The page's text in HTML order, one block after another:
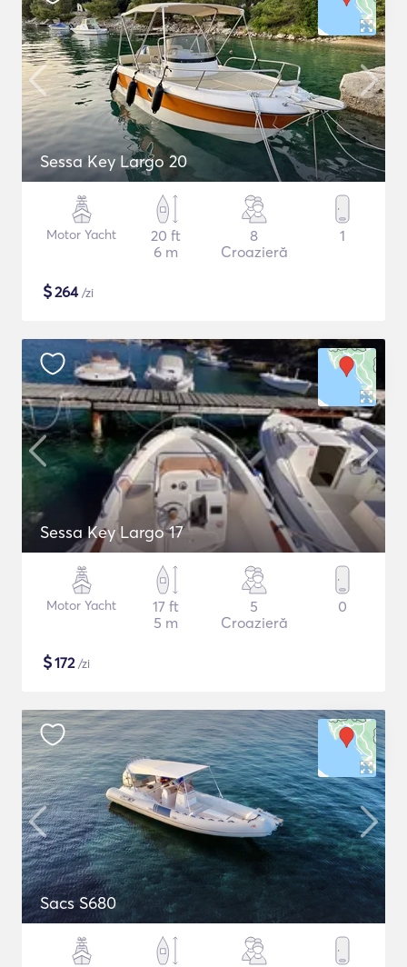
Sessa Key Largo 20
Motor Yacht
20 ft
6 m
8
Croazieră
1
$264/zi
Sessa Key Largo 17
Motor Yacht
17 ft
5 m
5
Croazieră
0
$172/zi
Sacs S680